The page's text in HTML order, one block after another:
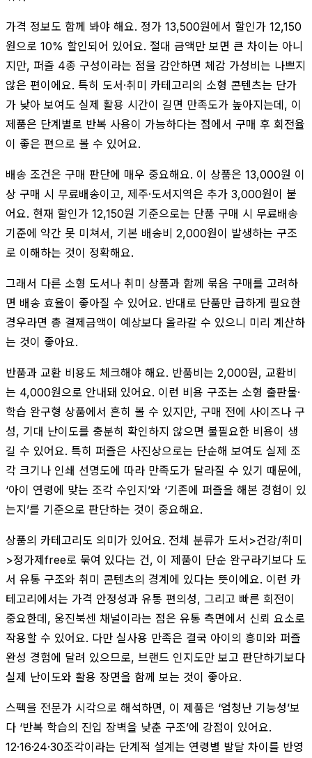
가격 정보도 함께 봐야 해요. 정가 13,500원에서 할인가 12,150
원으로 10% 할인되어 있어요. 절대 금액만 보면 큰 차이는 아니
지만, 퍼즐 4종 구성이라는 점을 감안하면 체감 가성비는 나쁘지
않은 편이에요. 특히 도서·취미 카테고리의 소형 콘텐츠는 단가
가 낮아 보여도 실제 활용 시간이 길면 만족도가 높아지는데, 이
제품은 단계별로 반복 사용이 가능하다는 점에서 구매 후 회전율
이 좋은 편으로 볼 수 있어요.
배송 조건은 구매 판단에 매우 중요해요. 이 상품은 13,000원 이
상 구매 시 무료배송이고, 제주·도서지역은 추가 3,000원이 붙
어요. 현재 할인가 12,150원 기준으로는 단품 구매 시 무료배송
기준에 약간 못 미쳐서, 기본 배송비 2,000원이 발생하는 구조
로 이해하는 것이 정확해요.
그래서 다른 소형 도서나 취미 상품과 함께 묶음 구매를 고려하
면 배송 효율이 좋아질 수 있어요. 반대로 단품만 급하게 필요한
경우라면 총 결제금액이 예상보다 올라갈 수 있으니 미리 계산하
는 것이 좋아요.
반품과 교환 비용도 체크해야 해요. 반품비는 2,000원, 교환비
는 4,000원으로 안내돼 있어요. 이런 비용 구조는 소형 출판물·
학습 완구형 상품에서 흔히 볼 수 있지만, 구매 전에 사이즈나 구
성, 기대 난이도를 충분히 확인하지 않으면 불필요한 비용이 생
길 수 있어요. 특히 퍼즐은 사진상으로는 단순해 보여도 실제 조
각 크기나 인쇄 선명도에 따라 만족도가 달라질 수 있기 때문에,
‘아이 연령에 맞는 조각 수인지’와 ‘기존에 퍼즐을 해본 경험이 있
는지’를 기준으로 판단하는 것이 중요해요.
상품의 카테고리도 의미가 있어요. 전체 분류가 도서>건강/취미
>정가제free로 묶여 있다는 건, 이 제품이 단순 완구라기보다 도
서 유통 구조와 취미 콘텐츠의 경계에 있다는 뜻이에요. 이런 카
테고리에서는 가격 안정성과 유통 편의성, 그리고 빠른 회전이
중요한데, 웅진북센 채널이라는 점은 유통 측면에서 신뢰 요소로
작용할 수 있어요. 다만 실사용 만족은 결국 아이의 흥미와 퍼즐
완성 경험에 달려 있으므로, 브랜드 인지도만 보고 판단하기보다
실제 난이도와 활용 장면을 함께 보는 것이 좋아요.
스펙을 전문가 시각으로 해석하면, 이 제품은 ‘엄청난 기능성’보
다 ‘반복 학습의 진입 장벽을 낮춘 구조’에 강점이 있어요.
12·16·24·30조각이라는 단계적 설계는 연령별 발달 차이를 반영